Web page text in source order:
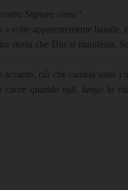
Signore viene”.
volte apparentemente banale,
storia che Dio si manifesta.
ciò che cambia sono i
cuore quando egli, lungo la